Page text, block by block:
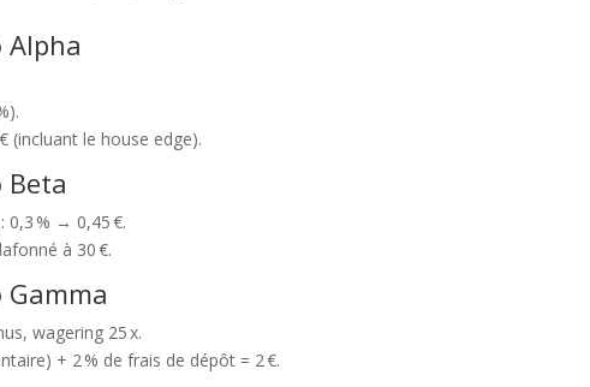
Alpha
(incluant le house edge).
Beta
0,3 % → 0,45 €.
à 30 €.
Gamma
wagering 25 x.
+ 2 % de frais de dépôt = 2 €.